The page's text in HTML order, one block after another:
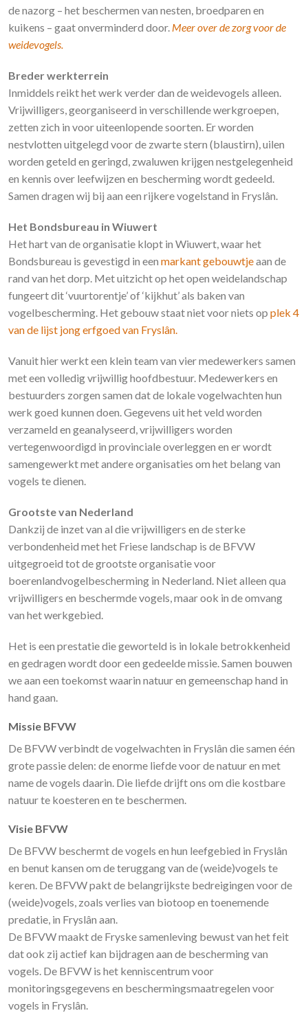
de nazorg – het beschermen van nesten, broedparen en
kuikens – gaat onverminderd door. Meer over de zorg voor de
weidevogels.
Breder werkterrein
Inmiddels reikt het werk verder dan de weidevogels alleen.
Vrijwilligers, georganiseerd in verschillende werkgroepen,
zetten zich in voor uiteenlopende soorten. Er worden
nestvlotten uitgelegd voor de zwarte stern (blaustirn), uilen
worden geteld en geringd, zwaluwen krijgen nestgelegenheid
en kennis over leefwijzen en bescherming wordt gedeeld.
Samen dragen wij bij aan een rijkere vogelstand in Fryslân.
Het Bondsbureau in Wiuwert
Het hart van de organisatie klopt in Wiuwert, waar het
Bondsbureau is gevestigd in een markant gebouwtjeaan de
rand van het dorp. Met uitzicht op het open weidelandschap
fungeert dit ‘vuurtorentje’ of ‘kijkhut’ als baken van
vogelbescherming. Het gebouw staat niet voor niets op plek 4
van de lijst jong erfgoed van Fryslân.
Vanuit hier werkt een klein team van vier medewerkers samen
met een volledig vrijwillig hoofdbestuur. Medewerkers en
bestuurders zorgen samen dat de lokale vogelwachten hun
werk goed kunnen doen. Gegevens uit het veld worden
verzameld en geanalyseerd, vrijwilligers worden
vertegenwoordigd in provinciale overleggen en er wordt
samengewerkt met andere organisaties om het belang van
vogels te dienen.
Grootste van Nederland
Dankzij de inzet van al die vrijwilligers en de sterke
verbondenheid met het Friese landschap is de BFVW
uitgegroeid tot de grootste organisatie voor
boerenlandvogelbescherming in Nederland. Niet alleen qua
vrijwilligers en beschermde vogels, maar ook in de omvang
van het werkgebied.
Het is een prestatie die geworteld is in lokale betrokkenheid
en gedragen wordt door een gedeelde missie. Samen bouwen
we aan een toekomst waarin natuur en gemeenschap hand in
hand gaan.
Missie BFVW
De BFVW verbindt de vogelwachten in Fryslân die samen één
grote passie delen: de enorme liefde voor de natuur en met
name de vogels daarin. Die liefde drijft ons om die kostbare
natuur te koesteren en te beschermen.
Visie BFVW
De BFVW beschermt de vogels en hun leefgebied in Fryslân
en benut kansen om de teruggang van de (weide)vogels te
keren. De BFVW pakt de belangrijkste bedreigingen voor de
(weide)vogels, zoals verlies van biotoop en toenemende
predatie, in Fryslân aan.
De BFVW maakt de Fryske samenleving bewust van het feit
dat ook zij actief kan bijdragen aan de bescherming van
vogels. De BFVW is het kenniscentrum voor
monitoringsgegevens en beschermingsmaatregelen voor
vogels in Fryslân.